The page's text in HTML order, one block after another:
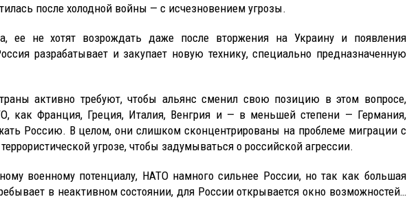
после холодной войны — с исчезновением угрозы.
ее не хотят возрождать даже после вторжения на Украину и появления
разрабатывает и закупает новую технику, специально предназначенную
активно требуют, чтобы альянс сменил свою позицию в этом вопросе,
как Франция, Греция, Италия, Венгрия и — в меньшей степени — Германия,
Россию. В целом, они слишком сконцентрированы на проблеме миграции с
угрозе, чтобы задумываться о российской агрессии.
военному потенциалу, НАТО намного сильнее России, но так как большая
в неактивном состоянии, для России открывается окно возможностей…